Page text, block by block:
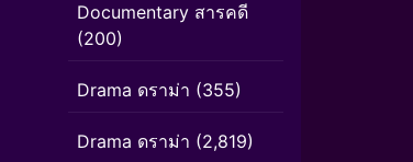
Documentary สารคดี
(200)
Drama ดราม่า (355)
Drama ดราม่า (2,819)